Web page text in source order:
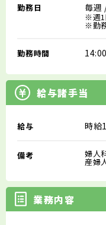
勤務日 毎週
※週1
※勤
勤務時間
給与諸手当
給与 時給
備考 婦人
産婦
業務内容